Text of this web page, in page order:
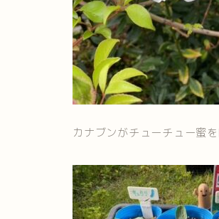
カナブンがチューチュー蜜